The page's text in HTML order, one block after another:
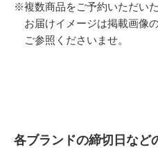
※複数商品をご予約いただい
お届けイメージは掲載画像
ご参照くださいませ。
各ブランドの締切日など